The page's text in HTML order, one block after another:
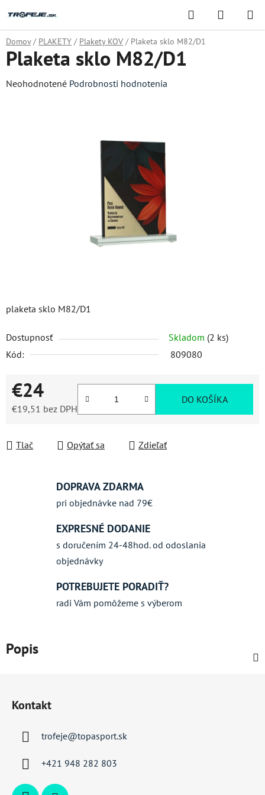
na
obsah
Hľadať
KOŠÍK
Domov / PLAKETY / Plakety KOV / Plaketa sklo M82/D1
plaketa sklo M82/D1
Dostupnosť Skladom (2 ks)
Kód:
809080
€24
€19,51 bez DPH
DO KOŠÍKA
Tlač Opýtať sa Zdieľať
Plaketa sklo M82/D1
Priemerné
Neohodnotené Podrobnosti hodnotenia
DOPRAVA ZDARMA
pri objednávke nad 79€
EXPRESNÉ DODANIE
s doručením 24-48hod. od odoslania
objednávky
POTREBUJETE PORADIŤ?
radi Vám pomôžeme s výberom
Popis
Kontakt
trofeje@topasport.sk
+421 948 282 803